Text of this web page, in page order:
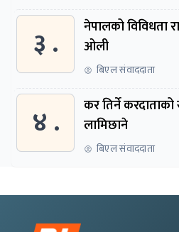
३ .
नेपालको विविधता
ओली
बिएल संवाददाता
४ .
कर तिर्ने
लामिछाने
बिएल संवाददाता